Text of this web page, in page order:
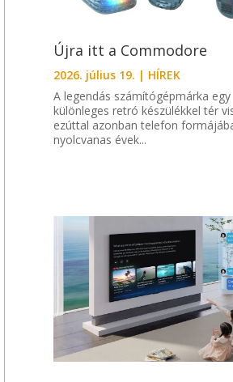
Újra itt a Commodore
2026. július 19. | HÍREK
A legendás számítógépmárka egy
különleges retró készülékkel tér
ezúttal azonban telefon
nyolcvanas évek...